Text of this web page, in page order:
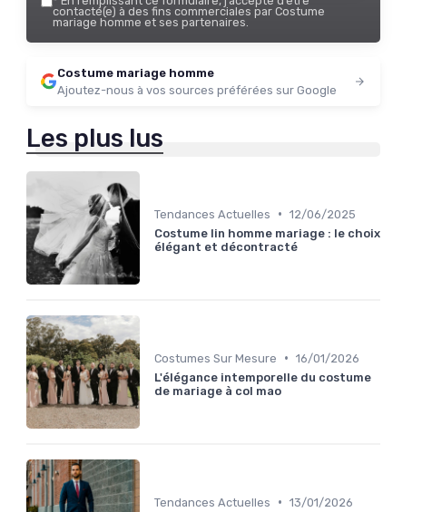
contacté(e) à des fins commerciales par Costume
mariage homme et ses partenaires.
Costume mariage homme
Ajoutez-nous à vos sources préférées sur Google
Les plus lus
Tendances Actuelles • 12/06/2025
Costume lin homme mariage : le choix
élégant et décontracté
Costumes Sur Mesure • 16/01/2026
L'élégance intemporelle du costume
de mariage à col mao
Tendances Actuelles • 13/01/2026